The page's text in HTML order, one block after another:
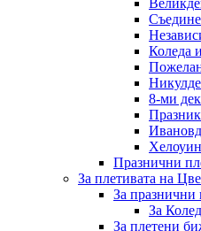
Коледа
8-ми
Хелоуин
Празнични
За плетивата на
За празнични
За
За плетени